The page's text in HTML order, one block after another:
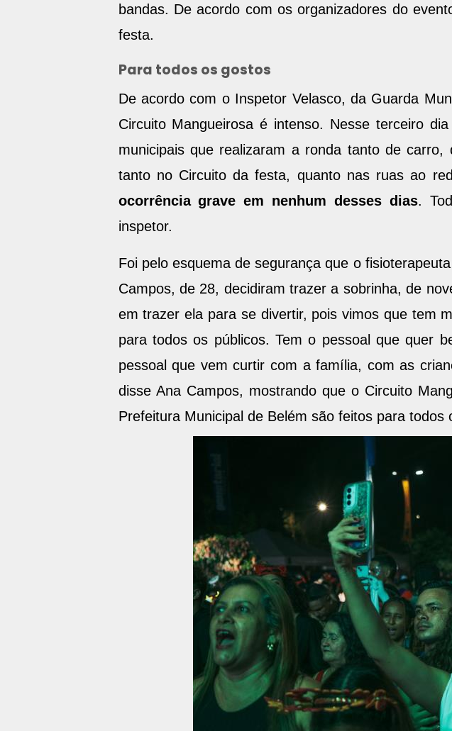
bandas. De acordo com os organizadores do
festa.
Para todos os gostos
De acordo com o Inspetor Velasco, da Guarda
Circuito Mangueirosa é intenso. Nesse terceiro
municipais que realizaram a ronda tanto de
tanto no Circuito da festa, quanto nas ruas ao
ocorrência grave em nenhum desses dias.
inspetor.
Foi pelo esquema de segurança que o
Campos, de 28, decidiram trazer a sobrinha, de
em trazer ela para se divertir, pois vimos que tem
para todos os públicos. Tem o pessoal que quer
pessoal que vem curtir com a família, com as
disse Ana Campos, mostrando que o Circuito
Prefeitura Municipal de Belém são feitos para todos